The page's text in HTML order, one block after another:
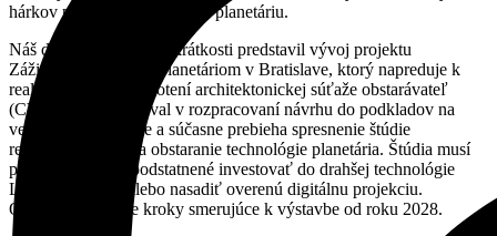
hárkov pre demonštrátorov v planetáriu.
Náš druhý príspevok v krátkosti predstavil vývoj projektu
Zážitkového centra s planetáriom v Bratislave, ktorý napreduje k
realizácii. Po vyhodnotení architektonickej súťaže obstarávateľ
(CVTI SR) pokračoval v rozpracovaní návrhu do podkladov na
verejné obstarávanie a súčasne prebieha spresnenie štúdie
realizovateľnosti na obstaranie technológie planetária. Štúdia musí
preukázať, či je opodstatnené investovať do drahšej technológie
LED obrazovky alebo nasadiť overenú digitálnu projekciu.
Očakávame ďalšie kroky smerujúce k výstavbe od roku 2028.